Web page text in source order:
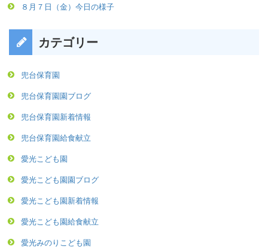
８月７日（金）今日の様子
カテゴリー
兜台保育園
兜台保育園園ブログ
兜台保育園新着情報
兜台保育園給食献立
愛光こども園
愛光こども園園ブログ
愛光こども園新着情報
愛光こども園給食献立
愛光みのりこども園